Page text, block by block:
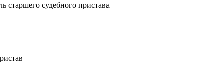
старшего судебного пристава